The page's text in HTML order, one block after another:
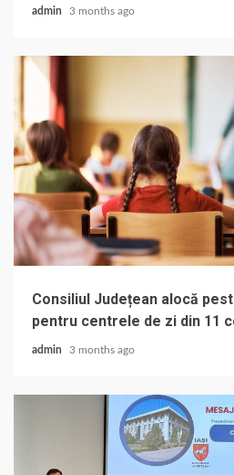
admin 3 months ago
Consiliul Județean alocă
pentru centrele de zi din 11
admin 3 months ago